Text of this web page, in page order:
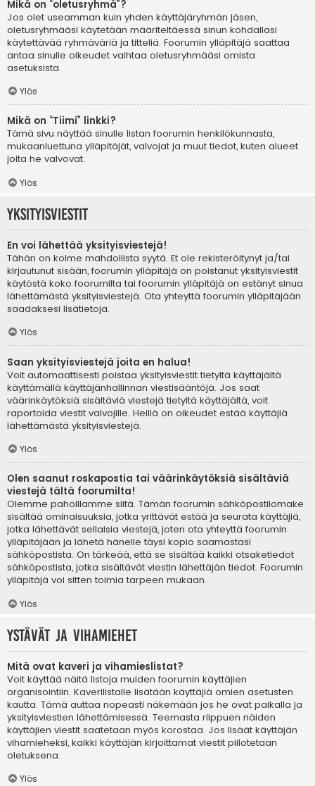
Mikä on “oletusryhmä”?
Jos olet useamman kuin yhden käyttäjäryhmän jäsen,
oletusryhmääsi käytetään määriteltäessä sinun kohdallasi
käytettävää ryhmäväriä ja titteliä. Foorumin ylläpitäjä saattaa
antaa sinulle oikeudet vaihtaa oletusryhmääsi omista
asetuksista.
Ylös
Mikä on “Tiimi” linkki?
Tämä sivu näyttää sinulle listan foorumin henkilökunnasta,
mukaanluettuna ylläpitäjät, valvojat ja muut tiedot, kuten alueet
joita he valvovat.
Ylös
Yksityisviestit
En voi lähettää yksityisviestejä!
Tähän on kolme mahdollista syytä. Et ole rekisteröitynyt ja/tai
kirjautunut sisään, foorumin ylläpitäjä on poistanut yksityisviestit
käytöstä koko foorumilta tai foorumin ylläpitäjä on estänyt sinua
lähettämästä yksityisviestejä. Ota yhteyttä foorumin ylläpitäjään
saadaksesi lisätietoja.
Ylös
Saan yksityisviestejä joita en halua!
Voit automaattisesti poistaa yksityisviestit tietyltä käyttäjältä
käyttämällä käyttäjänhallinnan viestisääntöjä. Jos saat
väärinkäytöksiä sisältäviä viestejä tietyltä käyttäjältä, voit
raportoida viestit valvojille. Heillä on oikeudet estää käyttäjiä
lähettämästä yksityisviestejä.
Ylös
Olen saanut roskapostia tai väärinkäytöksiä sisältäviä
viestejä tältä foorumilta!
Olemme pahoillamme siitä. Tämän foorumin sähköpostilomake
sisältää ominaisuuksia, jotka yrittävät estää ja seurata käyttäjiä,
jotka lähettävät sellaisia viestejä, joten ota yhteyttä foorumin
ylläpitäjään ja lähetä hänelle täysi kopio saamastasi
sähköpostista. On tärkeää, että se sisältää kaikki otsaketiedot
sähköpostista, jotka sisältävät viestin lähettäjän tiedot. Foorumin
ylläpitäjä voi sitten toimia tarpeen mukaan.
Ylös
Ystävät ja vihamiehet
Mitä ovat kaveri ja vihamieslistat?
Voit käyttää näitä listoja muiden foorumin käyttäjien
organisointiin. Kaverilistalle lisätään käyttäjiä omien asetusten
kautta. Tämä auttaa nopeasti näkemään jos he ovat paikalla ja
yksityisviestien lähettämisessä. Teemasta riippuen näiden
käyttäjien viestit saatetaan myös korostaa. Jos lisäät käyttäjän
vihamieheksi, kaikki käyttäjän kirjoittamat viestit piilotetaan
oletuksena.
Ylös